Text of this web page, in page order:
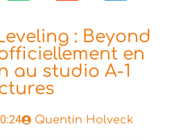
: Beyond
en
au studio A-1
Quentin Holveck